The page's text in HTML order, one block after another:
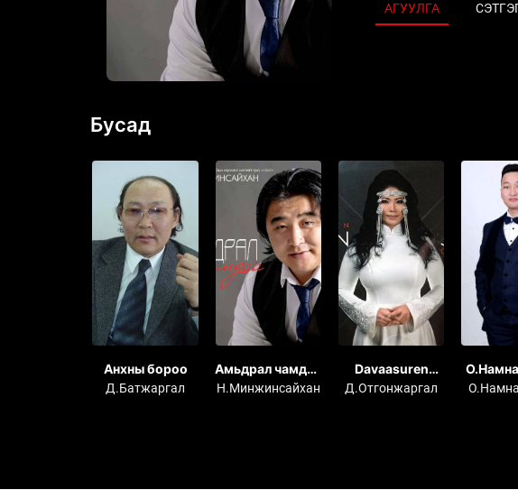
АГУУЛГА
Бусад
Анхны бороо
Д.Батжаргал
Амьдрал чамдаа
цомог
Н.Минжинсайхан
Davaasuren
OTGONJARGAL
Д.Отгонжаргал